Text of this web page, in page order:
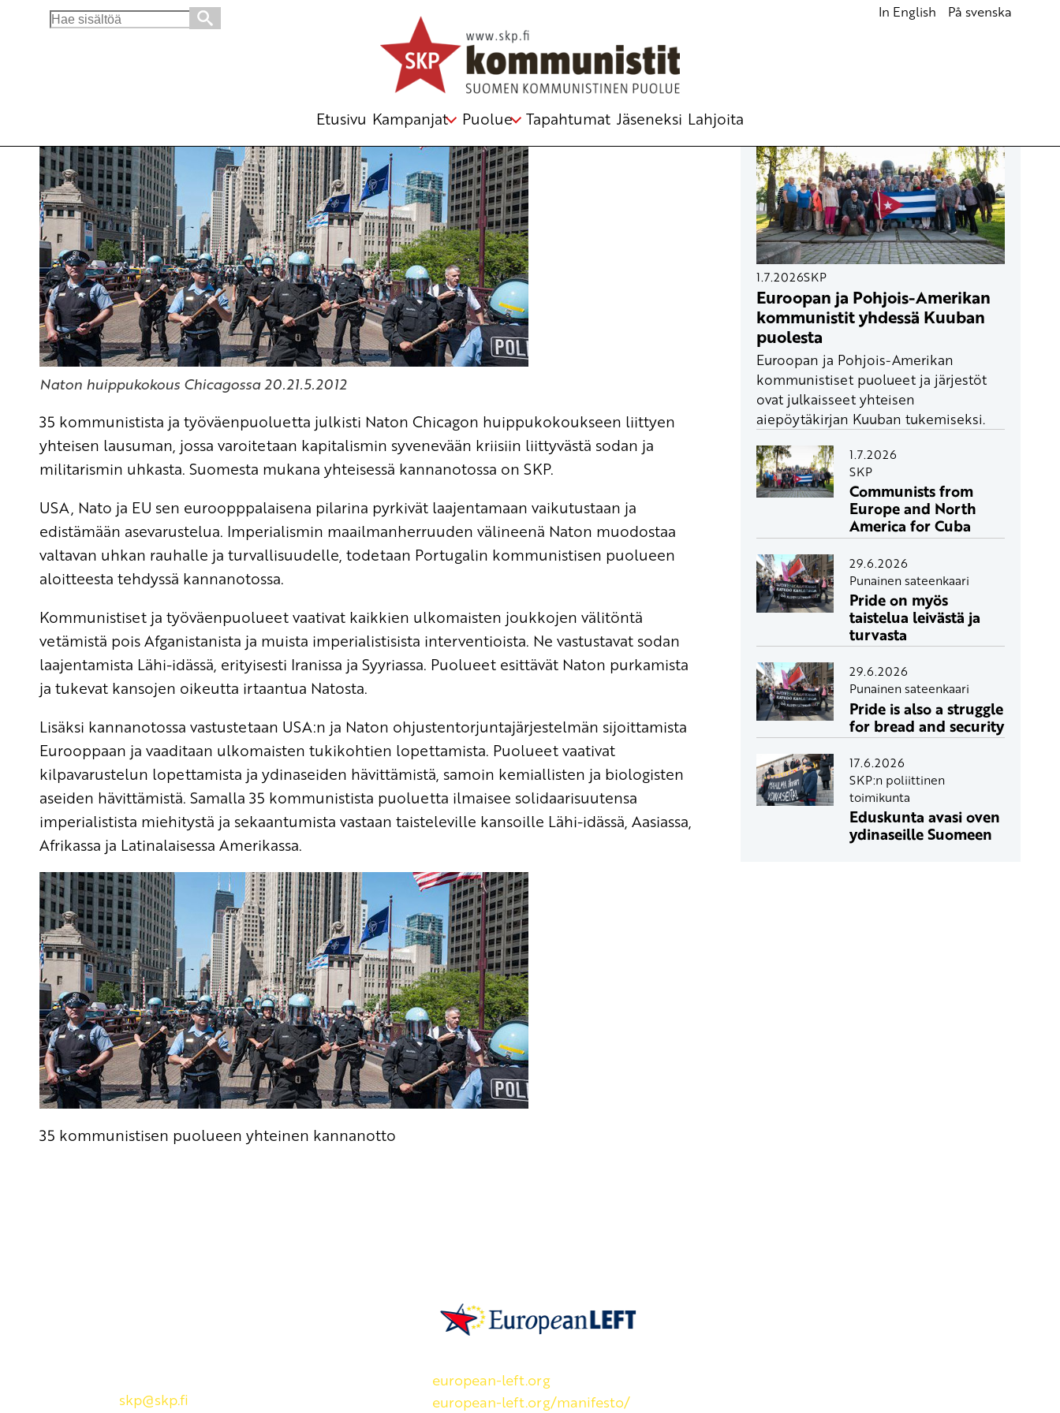
Search
In English På svenska
Etusivu Kampanjat Puolue Tapahtumat Jäseneksi Lahjoita
Naton huippukokous Chicagossa 20.21.5.2012
35 kommunistista ja työväenpuoluetta julkisti Naton Chicagon huippukokoukseen liittyen
yhteisen lausuman, jossa varoitetaan kapitalismin syvenevään kriisiin liittyvästä sodan ja
militarismin uhkasta. Suomesta mukana yhteisessä kannanotossa on SKP.
USA, Nato ja EU sen euroopppalaisena pilarina pyrkivät laajentamaan vaikutustaan ja
edistämään asevarustelua. Imperialismin maailmanherruuden välineenä Naton muodostaa
valtavan uhkan rauhalle ja turvallisuudelle, todetaan Portugalin kommunistisen puolueen
aloitteesta tehdyssä kannanotossa.
Kommunistiset ja työväenpuolueet vaativat kaikkien ulkomaisten joukkojen välitöntä
vetämistä pois Afganistanista ja muista imperialistisista interventioista. Ne vastustavat sodan
laajentamista Lähi-idässä, erityisesti Iranissa ja Syyriassa. Puolueet esittävät Naton purkamista
ja tukevat kansojen oikeutta irtaantua Natosta.
Lisäksi kannanotossa vastustetaan USA:n ja Naton ohjustentorjuntajärjestelmän sijoittamista
Eurooppaan ja vaaditaan ulkomaisten tukikohtien lopettamista. Puolueet vaativat
kilpavarustelun lopettamista ja ydinaseiden hävittämistä, samoin kemiallisten ja biologisten
aseiden hävittämistä. Samalla 35 kommunistista puoluetta ilmaisee solidaarisuutensa
imperialistista miehitystä ja sekaantumista vastaan taisteleville kansoille Lähi-idässä, Aasiassa,
Afrikassa ja Latinalaisessa Amerikassa.
35 kommunistisen puolueen yhteinen kannanotto
1.7.2026SKP
Euroopan ja Pohjois-Amerikan
kommunistit yhdessä Kuuban
puolesta
Euroopan ja Pohjois-Amerikan
kommunistiset puolueet ja järjestöt
ovat julkaisseet yhteisen
aiepöytäkirjan Kuuban tukemiseksi.
1.7.2026
SKP
Communists from
Europe and North
America for Cuba
29.6.2026
Punainen sateenkaari
Pride on myös
taistelua leivästä ja
turvasta
29.6.2026
Punainen sateenkaari
Pride is also a struggle
for bread and security
17.6.2026
SKP:n poliittinen
toimikunta
Eduskunta avasi oven
ydinaseille Suomeen
skp@skp.fi
european-left.org
european-left.org/manifesto/